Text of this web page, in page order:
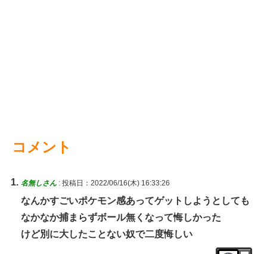
コメント
名無しさん : 投稿日：2022/06/16(木) 16:33:26
なんかすごいポケモン感あってゲットしようとしても
なかなか捕まらずボール無くなって悔しかった
けど別に大したことない奴で二度悔しい